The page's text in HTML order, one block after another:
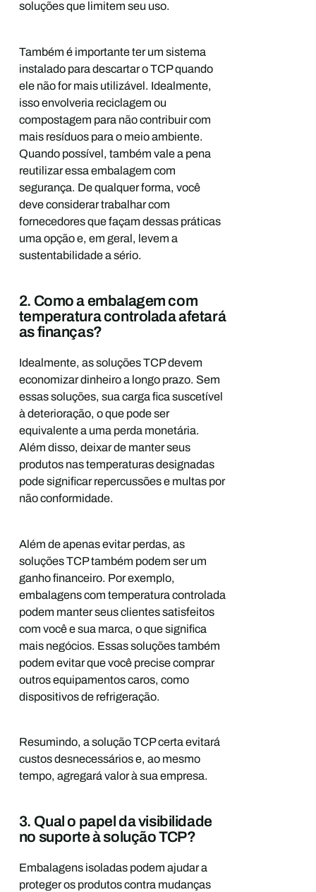
soluções que limitem seu uso.
Também é importante ter um sistema
instalado para descartar o TCP quando
ele não for mais utilizável. Idealmente,
isso envolveria reciclagem ou
compostagem para não contribuir com
mais resíduos para o meio ambiente.
Quando possível, também vale a pena
reutilizar essa embalagem com
segurança. De qualquer forma, você
deve considerar trabalhar com
fornecedores que façam dessas práticas
uma opção e, em geral, levem a
sustentabilidade a sério.
2. Como a embalagem com
temperatura controlada afetará
as finanças?
Idealmente, as soluções TCP devem
economizar dinheiro a longo prazo. Sem
essas soluções, sua carga fica suscetível
à deterioração, o que pode ser
equivalente a uma perda monetária.
Além disso, deixar de manter seus
produtos nas temperaturas designadas
pode significar repercussões e multas por
não conformidade.
Além de apenas evitar perdas, as
soluções TCP também podem ser um
ganho financeiro. Por exemplo,
embalagens com temperatura controlada
podem manter seus clientes satisfeitos
com você e sua marca, o que significa
mais negócios. Essas soluções também
podem evitar que você precise comprar
outros equipamentos caros, como
dispositivos de refrigeração.
Resumindo, a solução TCP certa evitará
custos desnecessários e, ao mesmo
tempo, agregará valor à sua empresa.
3. Qual o papel da visibilidade
no suporte à solução TCP?
Embalagens isoladas podem ajudar a
proteger os produtos contra mudanças